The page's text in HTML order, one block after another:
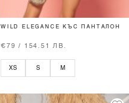
WILD ELEGANCE КЪС ПАНТАЛОН
€79 / 154.51 ЛВ.
XS S M